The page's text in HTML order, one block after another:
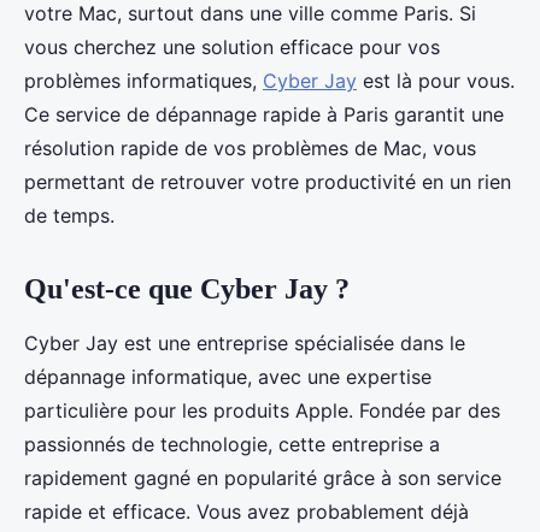
votre Mac, surtout dans une ville comme Paris. Si
vous cherchez une solution efficace pour vos
problèmes informatiques, Cyber Jay est là pour vous.
Ce service de dépannage rapide à Paris garantit une
résolution rapide de vos problèmes de Mac, vous
permettant de retrouver votre productivité en un rien
de temps.
Qu'est-ce que Cyber Jay ?
Cyber Jay est une entreprise spécialisée dans le
dépannage informatique, avec une expertise
particulière pour les produits Apple. Fondée par des
passionnés de technologie, cette entreprise a
rapidement gagné en popularité grâce à son service
rapide et efficace. Vous avez probablement déjà